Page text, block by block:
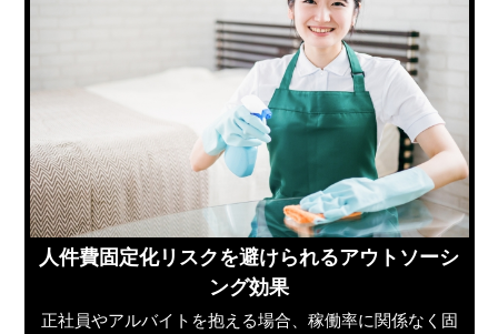
人件費固定化リスクを避けられるアウトソーシ
ング効果
正社員やアルバイトを抱える場合、稼働率に関係なく固